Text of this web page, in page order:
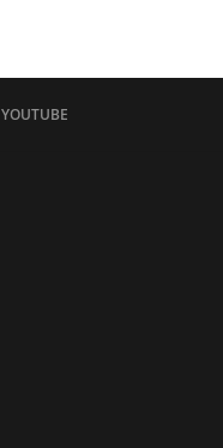
YOUTUBE